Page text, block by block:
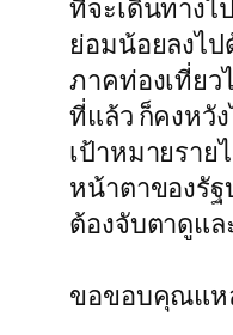
ที่จะเดินทางไ
ย่อมน้อยลงไป
ภาคท่องเที่ยว
ที่แล้ว ก็คงหวั
เป้าหมายราย
หน้าตาของรัฐ
ต้องจับตาดูแ
ขอขอบคุณแห